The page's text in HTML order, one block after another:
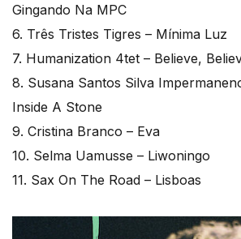
Gingando Na MPC
6. Três Tristes Tigres – Mínima Luz
7. Humanization 4tet – Believe,
8. Susana Santos Silva
Inside A Stone
9. Cristina Branco – Eva
10. Selma Uamusse – Liwoningo
11. Sax On The Road – Lisboas